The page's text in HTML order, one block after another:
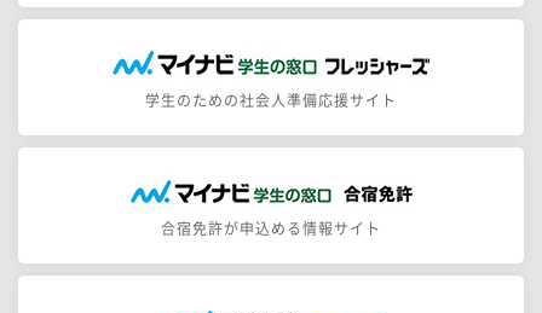
学生のための社会人準備応援サイト
合宿免許が申込める情報サイト